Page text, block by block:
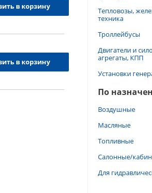
в корзину
в корзину
Тепловозы,
техника
Троллейбусы
Двигатели и
агрегаты, КПП
Установки
По
Воздушные
Масляные
Топливные
Салонные/
Для